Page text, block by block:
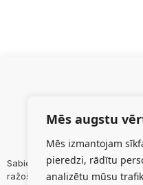
Mēs augstu
Mēs izmantojam
pieredzi, rādītu
analizētu mūsu
Sabiedrības mērķis ir
ražošanas efektivitāti,